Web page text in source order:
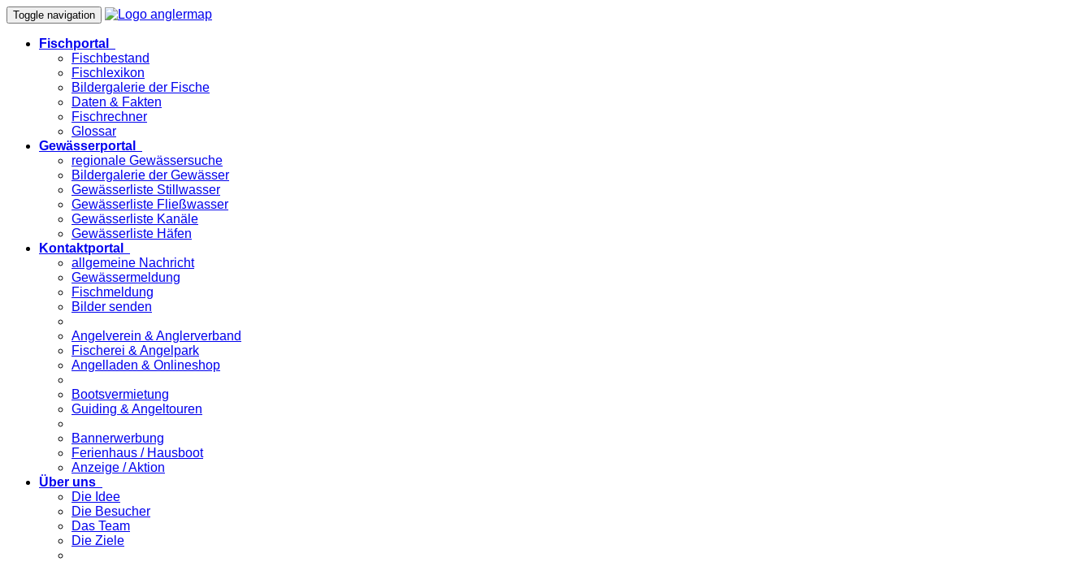
Toggle navigation
Fischportal
Fischbestand
Fischlexikon
Bildergalerie der Fische
Daten & Fakten
Fischrechner
Glossar
Gewässerportal
regionale Gewässersuche
Bildergalerie der Gewässer
Gewässerliste Stillwasser
Gewässerliste Fließwasser
Gewässerliste Kanäle
Gewässerliste Häfen
Kontaktportal
allgemeine Nachricht
Gewässermeldung
Fischmeldung
Bilder senden
Angelverein & Anglerverband
Fischerei & Angelpark
Angelladen & Onlineshop
Bootsvermietung
Guiding & Angeltouren
Bannerwerbung
Ferienhaus / Hausboot
Anzeige / Aktion
Über uns
Die Idee
Die Besucher
Das Team
Die Ziele